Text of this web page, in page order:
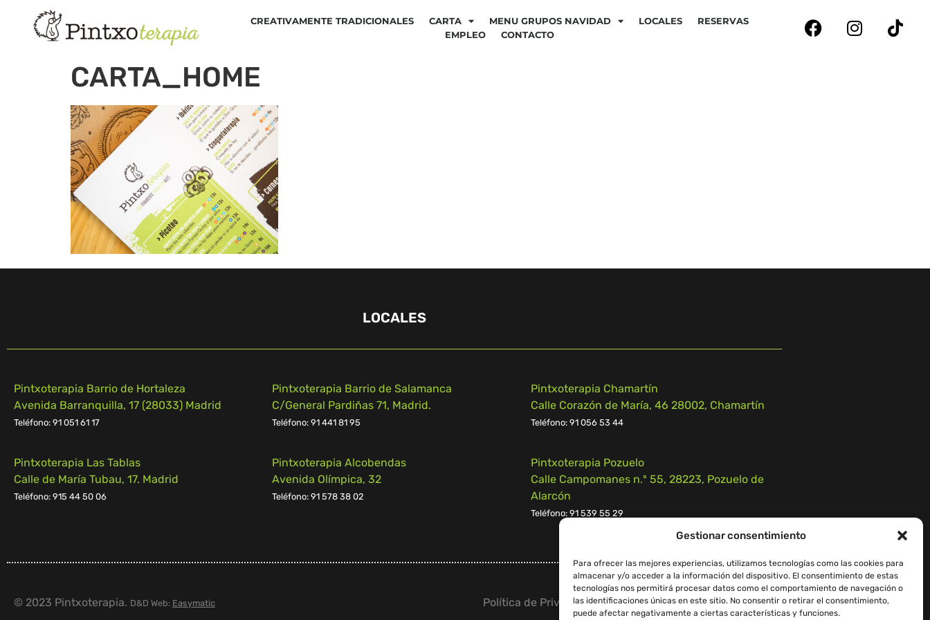
Gestionar consentimiento
Para ofrecer las mejores experiencias, utilizamos tecnologías como las cookies para
almacenar y/o acceder a la información del dispositivo. El consentimiento de estas
tecnologías nos permitirá procesar datos como el comportamiento de navegación o
las identificaciones únicas en este sitio. No consentir o retirar el consentimiento,
puede afectar negativamente a ciertas características y funciones.
CREATIVAMENTE TRADICIONALES CARTA MENU GRUPOS NAVIDAD LOCALES
RESERVAS
EMPLEO
CONTACTO
CARTA_HOME
LOCALES
Pintxoterapia Barrio de Hortaleza
Avenida Barranquilla, 17 (28033) Madrid
Teléfono: 91 051 61 17
Pintxoterapia Barrio de Salamanca
C/General Pardiñas 71, Madrid.
Teléfono: 91 441 81 95
Pintxoterapia Chamartín
Calle Corazón de María, 46 28002, Chamartín
Teléfono: 91 056 53 44
Pintxoterapia Las Tablas
Calle de María Tubau, 17. Madrid
Teléfono: 915 44 50 06
Pintxoterapia Alcobendas
Avenida Olímpica, 32
Teléfono: 91 578 38 02
Pintxoterapia Pozuelo
Calle Campomanes n.º 55, 28223, Pozuelo de
Alarcón
Teléfono: 91 539 55 29
© 2023 Pintxoterapia. D&D Web: Easymatic Política de Privacidad – Aviso Legal–Política de Cookies